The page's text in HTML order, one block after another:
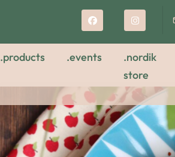
.products .events
.nordik
store